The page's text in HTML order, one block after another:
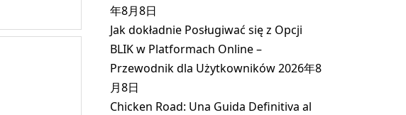
年8月8日
Jak dokładnie Posługiwać się z Opcji
BLIK w Platformach Online –
Przewodnik dla Użytkowników2026年8
月8日
Chicken Road: Una Guida Definitiva al